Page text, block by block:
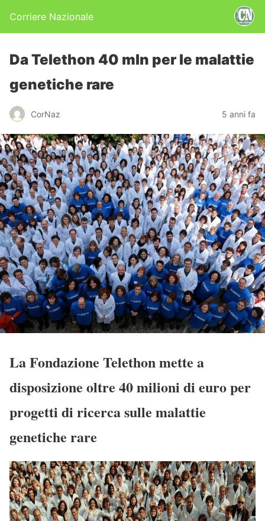
Corriere Nazionale
Da Telethon 40 mln per le malattie
genetiche rare
CorNaz 5 anni fa
La Fondazione Telethon mette a
disposizione oltre 40 milioni di euro per
progetti di ricerca sulle malattie
genetiche rare